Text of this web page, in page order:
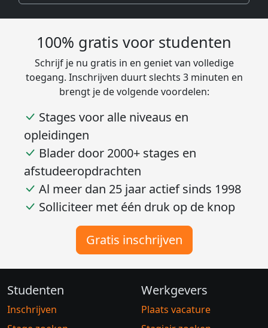
100% gratis voor studenten
Schrijf je nu gratis in en geniet van volledige
toegang. Inschrijven duurt slechts 3 minuten en
brengt je de volgende voordelen:
Stages voor alle niveaus en
opleidingen
Blader door 2000+ stages en
afstudeeropdrachten
Al meer dan 25 jaar actief sinds 1998
Solliciteer met één druk op de knop
Gratis inschrijven
Studenten
Inschrijven
Werkgevers
Plaats vacature